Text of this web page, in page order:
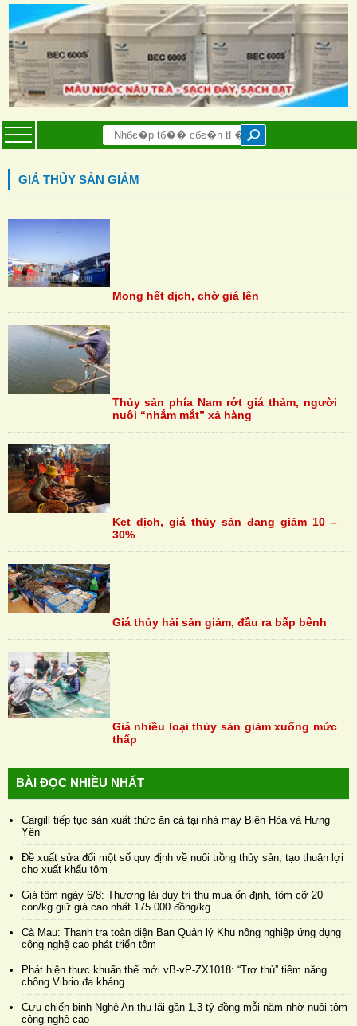
GIÁ THỦY SẢN GIẢM
Mong hết dịch, chờ giá lên
Thủy sản phía Nam rớt giá thảm, người
nuôi “nhắm mắt” xả hàng
Kẹt dịch, giá thủy sản đang giảm 10 –
30%
Giá thủy hải sản giảm, đầu ra bấp bênh
Giá nhiều loại thủy sản giảm xuống mức
thấp
BÀI ĐỌC NHIỀU NHẤT
Cargill tiếp tục sản xuất thức ăn cá tại nhà máy Biên Hòa và Hưng
Yên
Đề xuất sửa đổi một số quy định về nuôi trồng thủy sản, tạo thuận lợi
cho xuất khẩu tôm
Giá tôm ngày 6/8: Thương lái duy trì thu mua ổn định, tôm cỡ 20
con/kg giữ giá cao nhất 175.000 đồng/kg
Cà Mau: Thanh tra toàn diện Ban Quản lý Khu nông nghiệp ứng dụng
công nghệ cao phát triển tôm
Phát hiện thực khuẩn thể mới vB-vP-ZX1018: “Trợ thủ” tiềm năng
chống Vibrio đa kháng
Cựu chiến binh Nghệ An thu lãi gần 1,3 tỷ đồng mỗi năm nhờ nuôi tôm
công nghệ cao